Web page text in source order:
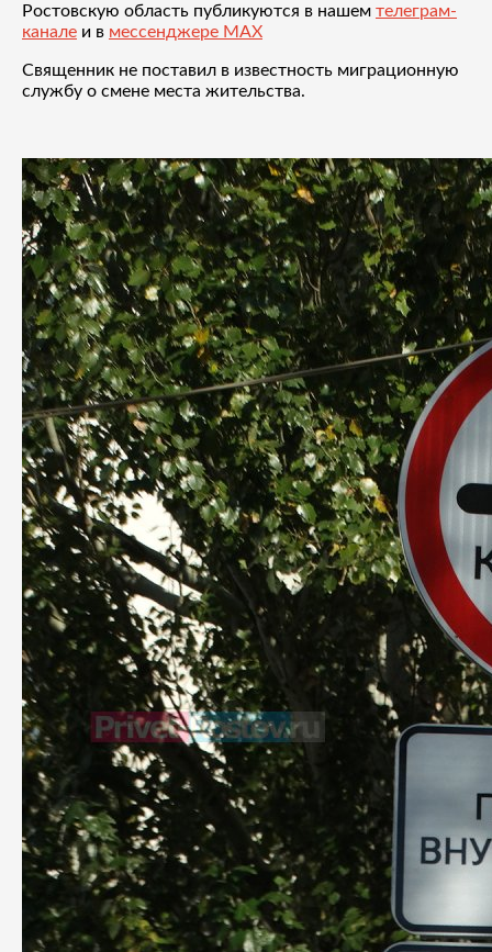
Ростовскую область публикуются в нашем телеграм-
канале и в мессенджере MAX
Священник не поставил в известность миграционную
службу о смене места жительства.